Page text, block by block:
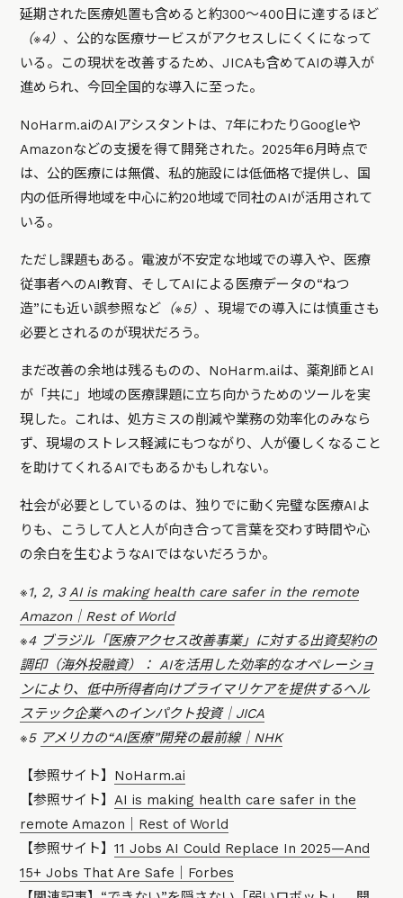
延期された医療処置も含めると約300〜400日に達するほど
（※4） 、公的な医療サービスがアクセスしにくくになって
いる。この現状を改善するため、JICAも含めてAIの導入が
進められ、今回全国的な導入に至った。
NoHarm.aiのAIアシスタントは、7年にわたりGoogleや
Amazonなどの支援を得て開発された。2025年6月時点で
は、公的医療には無償、私的施設には低価格で提供し、国
内の低所得地域を中心に約20地域で同社のAIが活用されて
いる。
ただし課題もある。電波が不安定な地域での導入や、医療
従事者へのAI教育、そしてAIによる医療データの“ねつ
造”にも近い誤参照など （※5） 、現場での導入には慎重さも
必要とされるのが現状だろう。
まだ改善の余地は残るものの、NoHarm.aiは、薬剤師とAI
が「共に」地域の医療課題に立ち向かうためのツールを実
現した。これは、処方ミスの削減や業務の効率化のみなら
ず、現場のストレス軽減にもつながり、人が優しくなること
を助けてくれるAIでもあるかもしれない。
社会が必要としているのは、独りでに動く完璧な医療AIよ
りも、こうして人と人が向き合って言葉を交わす時間や心
の余白を生むようなAIではないだろうか。
※1, 2, 3AI is making health care safer in the remote
Amazon｜Rest of World
※4 ブラジル「医療アクセス改善事業」に対する出資契約の
調印（海外投融資）： AIを活用した効率的なオペレーショ
ンにより、低中所得者向けプライマリケアを提供するヘル
ステック企業へのインパクト投資｜JICA
※5 アメリカの“AI医療”開発の最前線｜NHK
【参照サイト】 NoHarm.ai
【参照サイト】AI is making health care safer in the
remote Amazon｜Rest of World
【参照サイト】11 Jobs AI Could Replace In 2025—And
15+ Jobs That Are Safe｜Forbes